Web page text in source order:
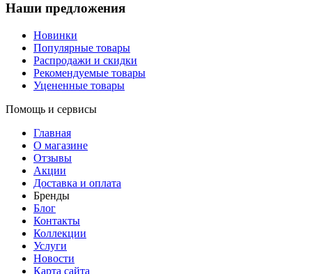
Наши предложения
Новинки
Популярные товары
Распродажи и скидки
Рекомендуемые товары
Уцененные товары
Помощь и сервисы
Главная
О магазине
Отзывы
Акции
Доставка и оплата
Бренды
Блог
Контакты
Коллекции
Услуги
Новости
Карта сайта